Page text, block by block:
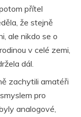
přítel
že stejně
ale nikdo se o
v celé zemi,
dál.
zachytili amatéři
pro
analogové,